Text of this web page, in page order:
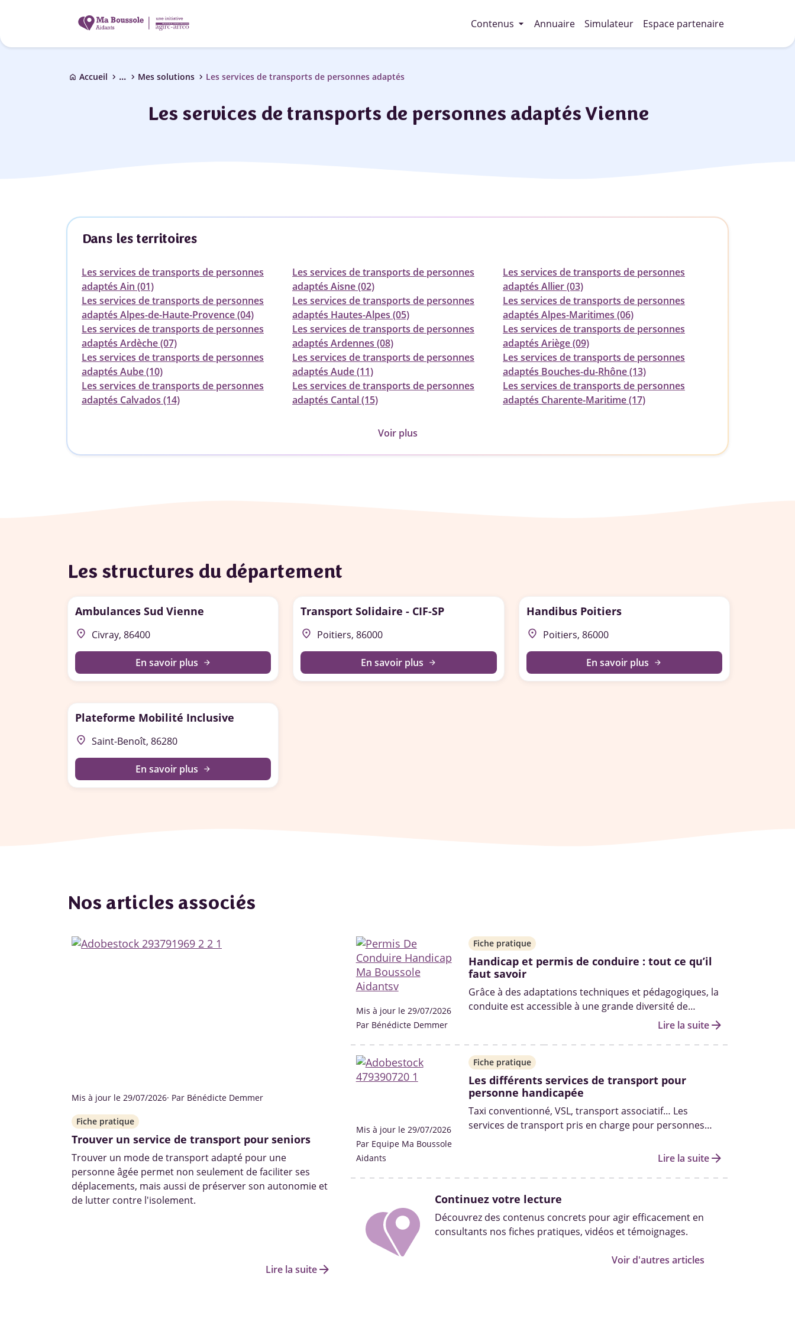
Contenus arrow_drop_down Annuaire Simulateur Espace partenaire
home Accueil chevron_right ... chevron_right Mes solutions chevron_right Les services de transports de personnes adaptés
Les services de transports de personnes adaptés Vienne
Dans les territoires
Les services de transports de personnes
adaptés Ain (01)
Les services de transports de personnes
adaptés Aisne (02)
Les services de transports de personnes
adaptés Allier (03)
Les services de transports de personnes
adaptés Alpes-de-Haute-Provence (04)
Les services de transports de personnes
adaptés Hautes-Alpes (05)
Les services de transports de personnes
adaptés Alpes-Maritimes (06)
Les services de transports de personnes
adaptés Ardèche (07)
Les services de transports de personnes
adaptés Ardennes (08)
Les services de transports de personnes
adaptés Ariège (09)
Les services de transports de personnes
adaptés Aube (10)
Les services de transports de personnes
adaptés Aude (11)
Les services de transports de personnes
adaptés Bouches-du-Rhône (13)
Les services de transports de personnes
adaptés Calvados (14)
Les services de transports de personnes
adaptés Cantal (15)
Les services de transports de personnes
adaptés Charente-Maritime (17)
Voir plus
Les structures du département
Ambulances Sud Vienne
place Civray, 86400
En savoir plus arrow_forward
Transport Solidaire - CIF-SP
place Poitiers, 86000
En savoir plus arrow_forward
Handibus Poitiers
place Poitiers, 86000
En savoir plus arrow_forward
Plateforme Mobilité Inclusive
place Saint-Benoît, 86280
En savoir plus arrow_forward
Nos articles associés
Mis à jour le 29/07/2026· Par Bénédicte Demmer
Fiche pratique
Trouver un service de transport pour seniors
Trouver un mode de transport adapté pour une
personne âgée permet non seulement de faciliter ses
déplacements, mais aussi de préserver son autonomie et
de lutter contre l'isolement.
Lire la suitearrow_forward
Mis à jour le 29/07/2026
Par Bénédicte Demmer
Fiche pratique
Handicap et permis de conduire : tout ce qu’il
faut savoir
Grâce à des adaptations techniques et pédagogiques, la
conduite est accessible à une grande diversité de
handicaps. Voici les différentes étapes, les démarches,
Lire la suitearrow_forward
Mis à jour le 29/07/2026
Par Equipe Ma Boussole
Aidants
Fiche pratique
Les différents services de transport pour
personne handicapée
Taxi conventionné, VSL, transport associatif… Les
services de transport pris en charge pour personnes
Lire la suitearrow_forward
Continuez votre lecture
Découvrez des contenus concrets pour agir efficacement en
consultants nos fiches pratiques, vidéos et témoignages.
Voir d'autres articles